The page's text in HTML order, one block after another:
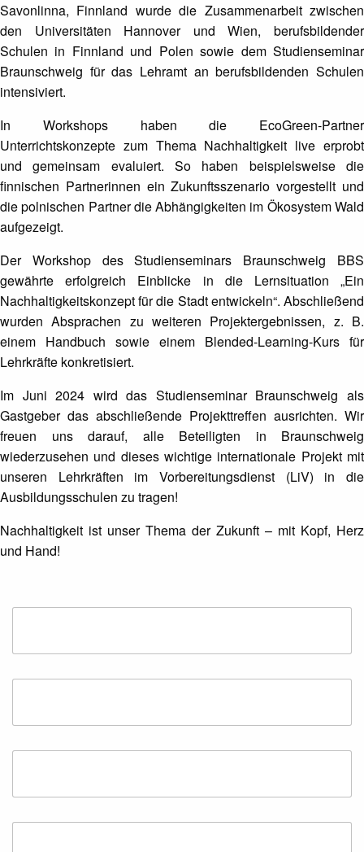
Savonlinna, Finnland wurde die Zusammenarbeit zwischen
den Universitäten Hannover und Wien, berufsbildender
Schulen in Finnland und Polen sowie dem Studienseminar
Braunschweig für das Lehramt an berufsbildenden Schulen
intensiviert.
In Workshops haben die EcoGreen-Partner
Unterrichtskonzepte zum Thema Nachhaltigkeit live erprobt
und gemeinsam evaluiert. So haben beispielsweise die
finnischen Partnerinnen ein Zukunftsszenario vorgestellt und
die polnischen Partner die Abhängigkeiten im Ökosystem Wald
aufgezeigt.
Der Workshop des Studienseminars Braunschweig BBS
gewährte erfolgreich Einblicke in die Lernsituation „Ein
Nachhaltigkeitskonzept für die Stadt entwickeln“. Abschließend
wurden Absprachen zu weiteren Projektergebnissen, z. B.
einem Handbuch sowie einem Blended-Learning-Kurs für
Lehrkräfte konkretisiert.
Im Juni 2024 wird das Studienseminar Braunschweig als
Gastgeber das abschließende Projekttreffen ausrichten. Wir
freuen uns darauf, alle Beteiligten in Braunschweig
wiederzusehen und dieses wichtige internationale Projekt mit
unseren Lehrkräften im Vorbereitungsdienst (LiV) in die
Ausbildungsschulen zu tragen!
Nachhaltigkeit ist unser Thema der Zukunft – mit Kopf, Herz
und Hand!